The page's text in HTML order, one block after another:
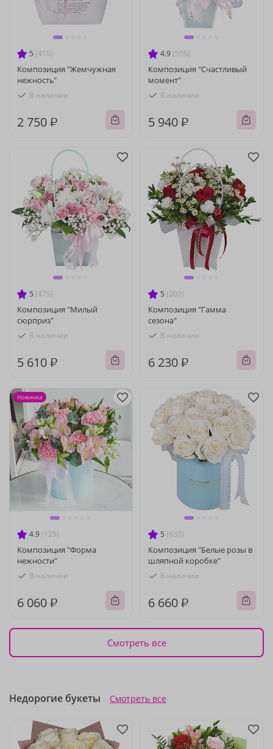
5 (415)
Композиция "Жемчужная
нежность"
В наличии
2 750 ₽
4.9 (505)
Композиция "Счастливый
момент"
В наличии
5 940 ₽
5 (475)
Композиция "Милый
сюрприз"
В наличии
5 610 ₽
5 (200)
Композиция "Гамма
сезона"
В наличии
6 230 ₽
4.9 (125)
Композиция "Форма
нежности"
В наличии
6 060 ₽
Новинка
5 (630)
Композиция "Белые розы в
шляпной коробке"
В наличии
6 660 ₽
Смотреть все
Недорогие букеты Смотреть все